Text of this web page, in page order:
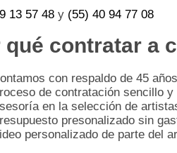
13 57 48 y (55) 40 94 77 08
qué contratar a
con respaldo de 45
de contratación sencillo y
en la selección de
presonalizado sin
personalizado de parte del